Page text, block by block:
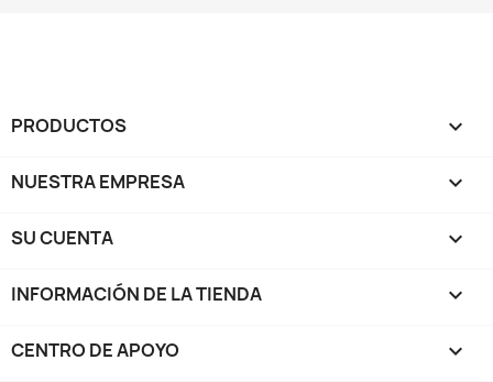
PRODUCTOS 
NUESTRA EMPRESA 
SU CUENTA 
INFORMACIÓN DE LA TIENDA keyboard_arrow_down
CENTRO DE APOYO 